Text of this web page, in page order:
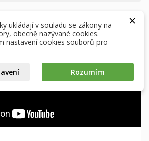
přání
přání
Vytvořit seznam přání
abyste si mohli výrobky uložit do
Přihlásit se
×
ukládají v souladu se zákony na
obecně nazývané cookies.
nastavení cookies souborů pro
Rozumím